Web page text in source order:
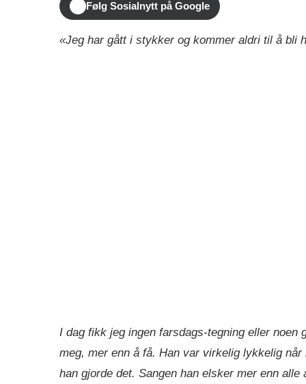
Følg Sosialnytt på Google
«Jeg har gått i stykker og kommer aldri til å bli
I dag fikk jeg ingen farsdags-tegning eller
meg, mer enn å få. Han var virkelig lykkelig
han gjorde det. Sangen han elsker mer enn